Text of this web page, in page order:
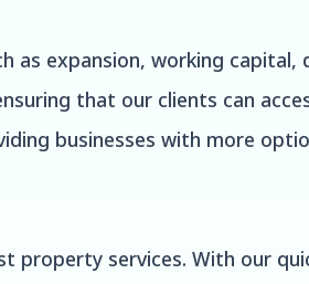
as expansion, working capital,
that our clients can
businesses with more
property services. With our